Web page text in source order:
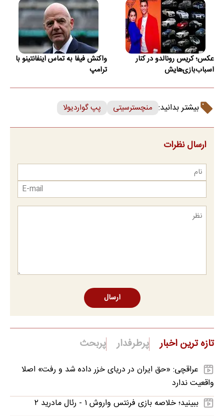
عکس؛ کریس رونالدو در کنار
اسباب‌بازی‌هایش
واکنش فیفا به تماس اینفانتینو با
ترامپ
بیشتر بدانید: منچسترسیتی پپ گواردیولا
ارسال نظرات
ارسال
تازه ترین اخبار پرطرفدار پربحث
عراقچی: «حق ایران در دریای خزر داده شد و رفت» اصلا
واقعیت ندارد
ببینید؛ خلاصه بازی فرنتس واروش ۱ - رئال مادرید ۲